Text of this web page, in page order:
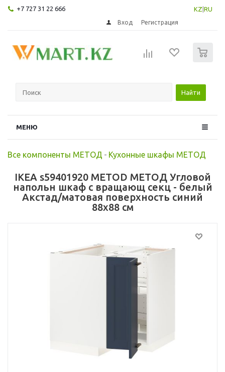
+7 727 31 22 666 KZ RU
Вход Регистрация
Найти
МЕНЮ
Все компоненты МЕТОД - Кухонные шкафы МЕТОД
IKEA s59401920 METOD МЕТОД Угловой
напольн шкаф с вращающ секц - белый
Акстад/матовая поверхность синий
88x88 см